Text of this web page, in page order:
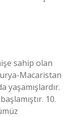
sahip olan
Macaristan
yaşamışlardır.
10.